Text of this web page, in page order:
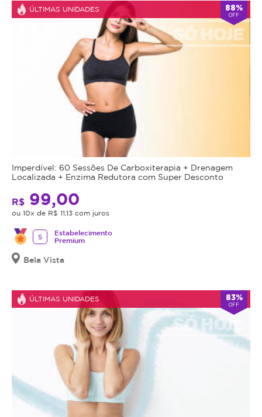
ÚLTIMAS UNIDADES 88%
OFF
Imperdível: 60 Sessões De Carboxiterapia + Drenagem
Localizada + Enzima Redutora com Super Desconto
R$ 99,00
ou 10x de R$ 11,13 com juros
5
Estabelecimento
Premium
Bela Vista
ÚLTIMAS UNIDADES 83%
OFF